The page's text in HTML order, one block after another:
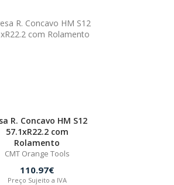
R. Concavo HM S12
57.1xR22.2 com
Rolamento
CMT Orange Tools
110.97€
Preço Sujeito a IVA